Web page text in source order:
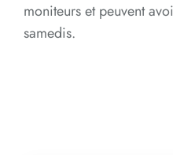
moniteurs et peuvent
samedis.